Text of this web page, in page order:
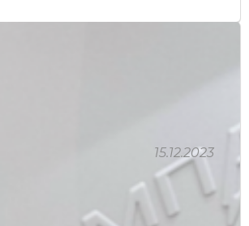
15.12.2023